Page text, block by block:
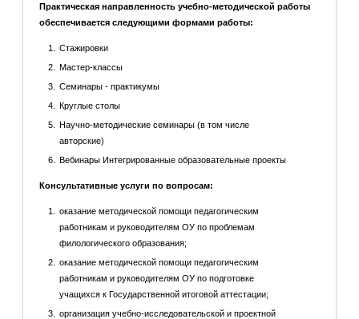
Практическая направленность учебно-методической работы
обеспечивается следующими формами работы:
Стажировки
Мастер-классы
Семинары - практикумы
Круглые столы
Научно-методические семинары (в том числе
авторские)
Вебинары Интегрированные образовательные проекты
Консультативные услуги по вопросам:
оказание методической помощи педагогическим
работникам и руководителям ОУ по проблемам
филологического образования;
оказание методической помощи педагогическим
работникам и руководителям ОУ по подготовке
учащихся к Государственной итоговой аттестации;
организация учебно-исследовательской и проектной